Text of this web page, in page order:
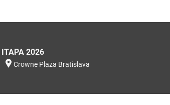
2026
Crowne Plaza Bratislava